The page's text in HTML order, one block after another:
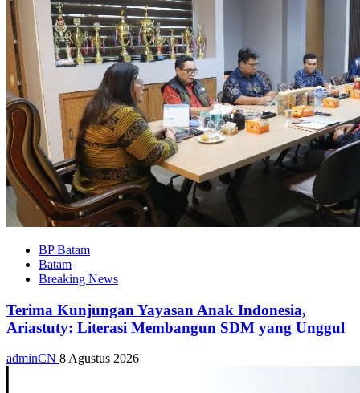
BP Batam
Batam
Breaking News
Terima Kunjungan Yayasan Anak Indonesia,
Ariastuty: Literasi Membangun SDM yang Unggul
adminCN 8 Agustus 2026